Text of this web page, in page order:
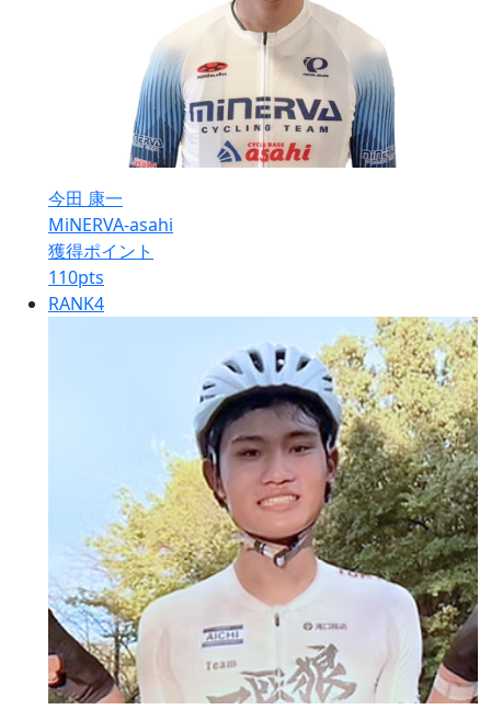
今田 康一
MiNERVA-asahi
獲得ポイント
110pts
RANK4